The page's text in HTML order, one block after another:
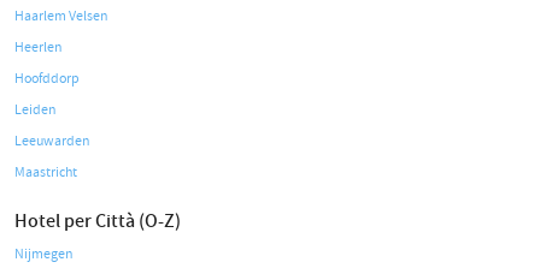
Haarlem Velsen
Heerlen
Hoofddorp
Leiden
Leeuwarden
Maastricht
Hotel per Città (O-Z)
Nijmegen